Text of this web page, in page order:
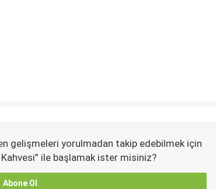
gelişmeleri yorulmadan takip edebilmek için
ile başlamak ister misiniz?
Abone Ol